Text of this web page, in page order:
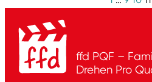
ffd PQF –
Drehen Pro